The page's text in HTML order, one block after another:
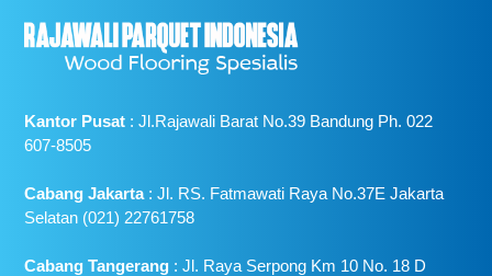
Kantor Pusat : Jl.Rajawali Barat No.39 Bandung Ph. 022
607-8505
Cabang Jakarta: Jl. RS. Fatmawati Raya No.37E Jakarta
Selatan (021) 22761758
Cabang Tangerang : Jl. Raya Serpong Km 10 No. 18 D